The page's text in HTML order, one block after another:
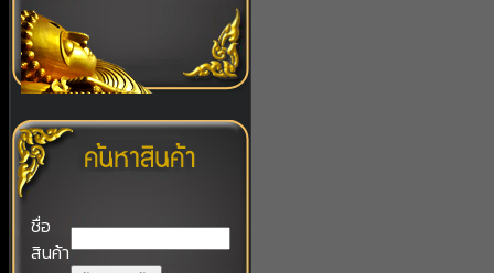
ชื่อ
สินค้า